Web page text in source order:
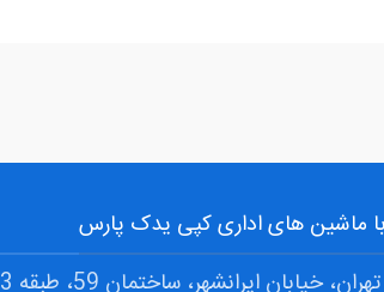
با ماشین های اداری کپی یدک پارس